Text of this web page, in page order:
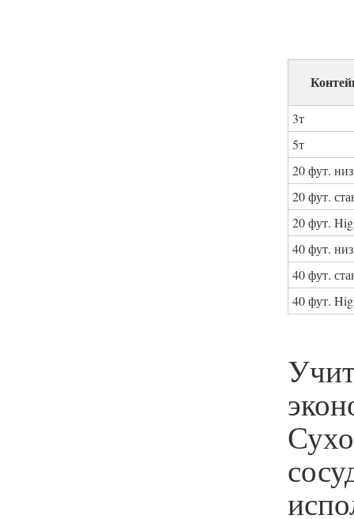
3т
5т
20 фут.
20 фут.
20 фут.
40 фут.
40 фут.
40 фут.